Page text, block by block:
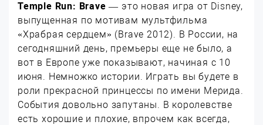
Temple Run: Brave — это новая игра от Disney,
выпущенная по мотивам мультфильма
«Храбрая сердцем» (Brave 2012). В России, на
сегодняшний день, премьеры еще не было, а
вот в Европе уже показывают, начиная с 10
июня. Немножко истории. Играть вы будете в
роли прекрасной принцессы по имени Мерида.
События довольно запутаны. В королевстве
есть хорошие и плохие, впрочем как всегда,